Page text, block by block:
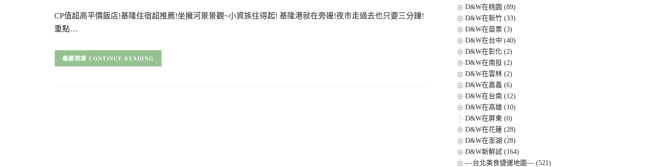
CP值超高平價飯店!基隆住宿超推薦!坐擁河景景觀~小資族住得起! 基隆港就在旁邊!夜市走過去也只要三分鐘!
重點…
CONTINUE READING
D&W在桃園 (89)
D&W在新竹 (33)
D&W在苗栗 (3)
D&W在台中 (40)
D&W在彰化 (2)
D&W在南投 (2)
D&W在雲林 (2)
D&W在嘉義 (6)
D&W在台南 (12)
D&W在高雄 (10)
D&W在屏東 (0)
D&W在花蓮 (28)
D&W在澎湖 (28)
D&W新鮮試 (164)
---台北美食捷運地圖--- (521)